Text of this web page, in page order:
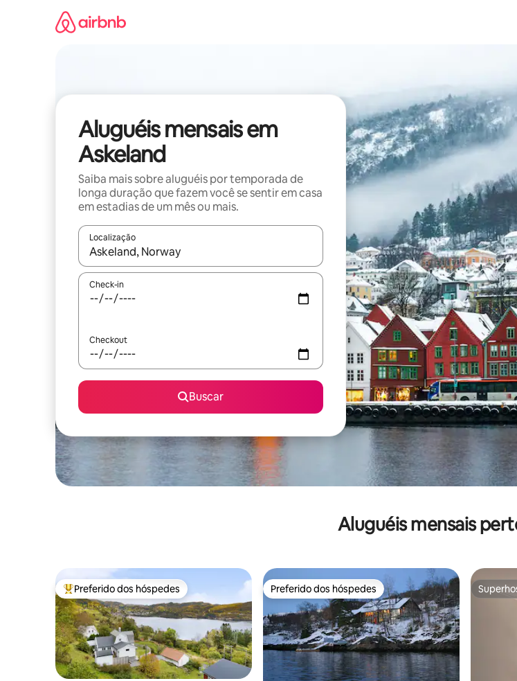
Aluguéis mensais em
Askeland
Saiba mais sobre aluguéis por temporada de
longa duração que fazem você se sentir em casa
em estadias de um mês ou mais.
Localização
Quando os resultados estiverem disponíveis, explore-os usando as seta para cima e para baixo
Check-in
Checkout
Buscar
Aluguéis mensais
Entre os melhores preferidos dos hóspedes
Preferido dos hóspedes Preferido dos hóspedes
Preferido dos hóspedes